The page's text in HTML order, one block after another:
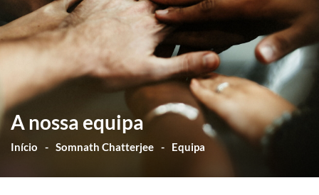
A nossa equipa
Início Somnath Chatterjee Equipa